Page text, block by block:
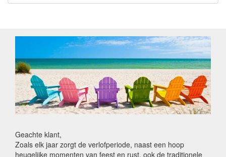
Geachte klant,
Zoals elk jaar zorgt de verlofperiode, naast een hoop
heugelijke momenten van feest en rust, ook de traditionele